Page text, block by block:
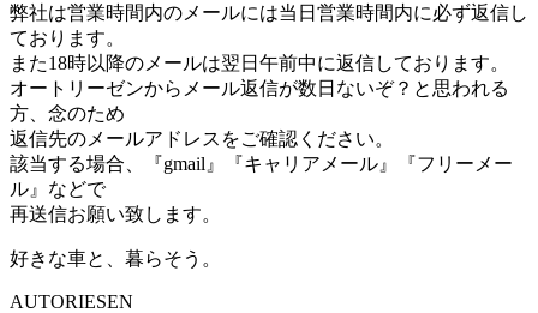
弊社は営業時間内のメールには当日営業時間内に必ず返信し
ております。
また18時以降のメールは翌日午前中に返信しております。
オートリーゼンからメール返信が数日ないぞ？と思われる
方、念のため
返信先のメールアドレスをご確認ください。
該当する場合、『gmail』『キャリアメール』『フリーメー
ル』などで
再送信お願い致します。
好きな車と、暮らそう。
AUTORIESEN